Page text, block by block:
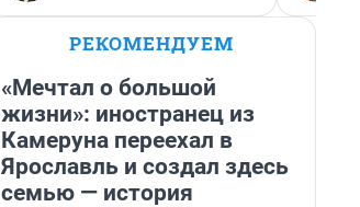
РЕКОМЕНДУЕМ
«Мечтал о большой
жизни»: иностранец из
Камеруна переехал в
Ярославль и создал здесь
семью — история